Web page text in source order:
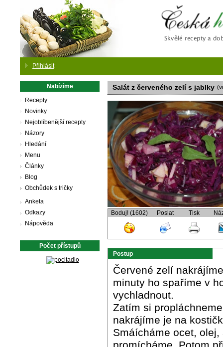
Přihlásit
Nabízíme
Recepty
Novinky
Nejoblíbenější recepty
Názory
Hledání
Menu
Články
Blog
Obchůdek s tričky
Anketa
Odkazy
Nápověda
Počet přístupů
Salát z červeného zelí s jablky (
Boduj! (1602) Poslat Tisk
Postup
Červené zelí
minuty ho spaříme v
vychladnout.
Zatím si
nakrájíme je na
Smáícháme ocet,